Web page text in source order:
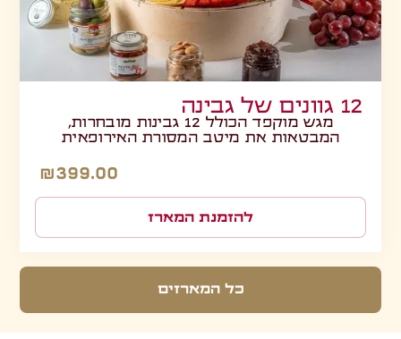
12 גוונים של גבינה
מגש מוקפד הכולל 12 גבינות מובחרות,
המבטאות את מיטב המסורת האירופאית
₪399.00
להזמנת המארז
כל המארזים